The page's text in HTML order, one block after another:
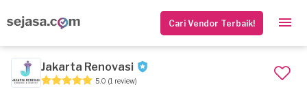
Cari Vendor Terbaik!
Jakarta Renovasi
5.0 (1 review)